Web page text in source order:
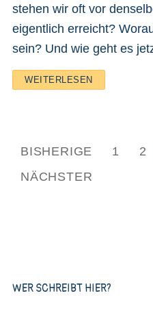
stehen wir oft vor
eigentlich erreicht?
sein? Und wie geht es
WEITERLESEN
der
BISHERIGE 1 2
NÄCHSTER
WER SCHREIBT HIER?